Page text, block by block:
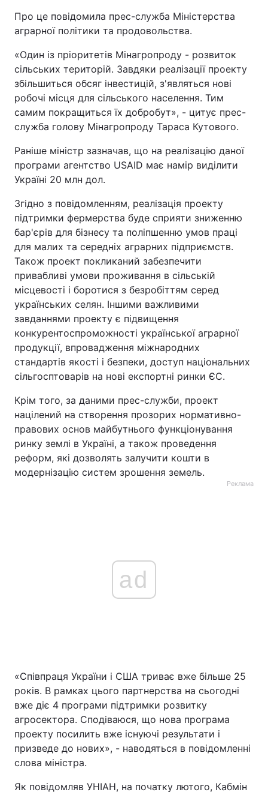
Про це повідомила прес-служба Міністерства
аграрної політики та продовольства.
«Один із пріоритетів Мінагропроду - розвиток
сільських територій. Завдяки реалізації проекту
збільшиться обсяг інвестицій, з'являться нові
робочі місця для сільського населення. Тим
самим покращиться їх добробут», - цитує прес-
служба голову Мінагропроду Тараса Кутового.
Раніше міністр зазначав, що на реалізацію даної
програми агентство USAID має намір виділити
Україні 20 млн дол.
Згідно з повідомленням, реалізація проекту
підтримки фермерства буде сприяти зниженню
бар'єрів для бізнесу та поліпшенню умов праці
для малих та середніх аграрних підприємств.
Також проект покликаний забезпечити
привабливі умови проживання в сільській
місцевості і боротися з безробіттям серед
українських селян. Іншими важливими
завданнями проекту є підвищення
конкурентоспроможності української аграрної
продукції, впровадження міжнародних
стандартів якості і безпеки, доступ національних
сільгосптоварів на нові експортні ринки ЄС.
Крім того, за даними прес-служби, проект
націлений на створення прозорих нормативно-
правових основ майбутнього функціонування
ринку землі в Україні, а також проведення
реформ, які дозволять залучити кошти в
модернізацію систем зрошення земель.
Реклама
ad
«Співпраця України і США триває вже більше 25
років. В рамках цього партнерства на сьогодні
вже діє 4 програми підтримки розвитку
агросектора. Сподіваюся, що нова програма
проекту посилить вже існуючі результати і
призведе до нових», - наводяться в повідомленні
слова міністра.
Як повідомляв УНІАН, на початку лютого, Кабмін